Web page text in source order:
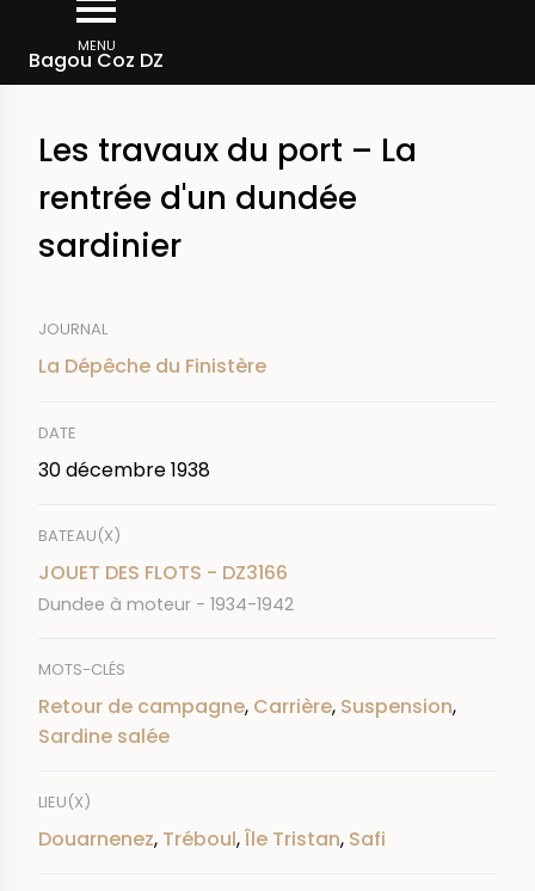
contenu
MENU
Bagou Coz DZ
d'Ariane
Rechercher dans la presse
Les travaux du port – La
rentrée d'un dundée
sardinier
JOURNAL
La Dépêche du Finistère
DATE
30 décembre 1938
BATEAU(X)
JOUET DES FLOTS - DZ3166
Dundee à moteur - 1934-1942
MOTS-CLÉS
Retour de campagne, Carrière, Suspension,
Sardine salée
LIEU(X)
Douarnenez, Tréboul,Île Tristan, Safi